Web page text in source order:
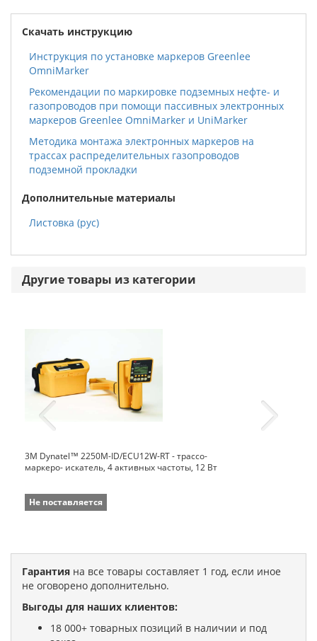
Скачать инструкцию
Инструкция по установке маркеров Greenlee
OmniMarker
Рекомендации по маркировке подземных нефте- и
газопроводов при помощи пассивных электронных
маркеров Greenlee OmniMarker и UniMarker
Методика монтажа электронных маркеров на
трассах распределительных газопроводов
подземной прокладки
Дополнительные материалы
Листовка (рус)
Другие товары из категории
3M Dynatel™ 2250M-ID/ECU12W-RT - трассо-
маркеро- искатель, 4 активных частоты, 12 Вт
Не поставляется
Гарантия на все товары составляет 1 год, если иное
не оговорено дополнительно.
Выгоды для наших клиентов:
18 000+ товарных позиций в наличии и под